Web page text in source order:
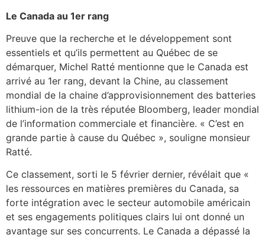
Le Canada au 1er rang
Preuve que la recherche et le développement sont
essentiels et qu’ils permettent au Québec de se
démarquer, Michel Ratté mentionne que le Canada est
arrivé au 1er rang, devant la Chine, au classement
mondial de la chaine d’approvisionnement des batteries
lithium-ion de la très réputée Bloomberg, leader mondial
de l’information commerciale et financière. « C’est en
grande partie à cause du Québec », souligne monsieur
Ratté.
Ce classement, sorti le 5 février dernier, révélait que «
les ressources en matières premières du Canada, sa
forte intégration avec le secteur automobile américain
et ses engagements politiques clairs lui ont donné un
avantage sur ses concurrents. Le Canada a dépassé la